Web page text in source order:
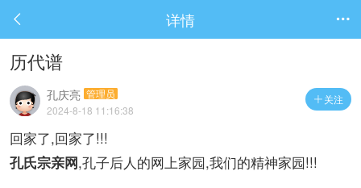
 详情 
历代谱
 关注
孔庆亮 管理员
2024-8-18 11:16:38
回家了,回家了!!!
孔氏宗亲网,孔子后人的网上家园,我们的精神家园!!!